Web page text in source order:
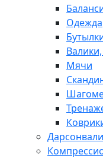
Одежда
Мячи
Дарсонвали